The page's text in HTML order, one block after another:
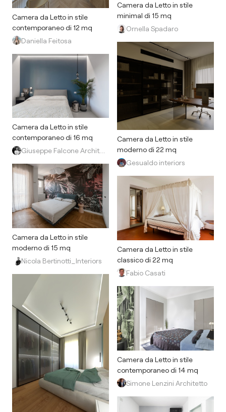
Camera da Letto in stile
contemporaneo di 12 mq
Daniella Feitosa
Camera da Letto in stile
contemporaneo di 16 mq
Giuseppe Falcone Architetto
Camera da Letto in stile
moderno di 15 mq
Nicola Bertinotti_Interiors
Camera da Letto in stile
minimal di 15 mq
Ornella Spadaro
Camera da Letto in stile
moderno di 22 mq
Gesualdo interiors
Camera da Letto in stile
classico di 22 mq
Fabio Casati
Camera da Letto in stile
contemporaneo di 14 mq
Simone Lenzini Architetto